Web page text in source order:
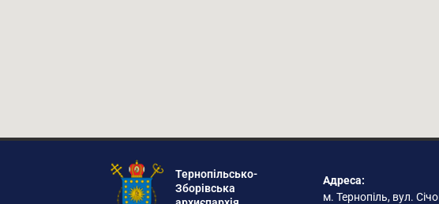
Тернопільсько-
Зборівська
Адреса:
м. Тернопіль, вул.